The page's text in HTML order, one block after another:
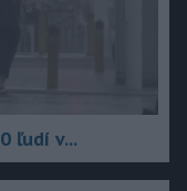
ľudí v...